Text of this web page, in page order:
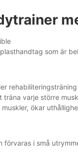
som är
rehabiliteringsträning
träna varje större
ökar
förvaras i små